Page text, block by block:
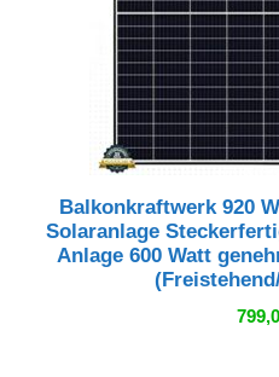
Balkonkraftwerk 920
Solaranlage
Anlage 600 Watt